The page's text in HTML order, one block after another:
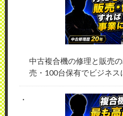
中古複合機の修理と販売
売・100台保有でビジネス